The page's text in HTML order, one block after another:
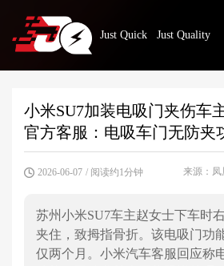
Just Quick Just Quality
小米SU7加装电吸门夹伤车
官方客服：电吸车门无防夹
2026-06-07 / 阅读约1分钟 来源：凤
苏州小米SU7车主赵女士下车时
夹住，致拇指骨折。该电吸门功
仅两个月。小米汽车客服回应称